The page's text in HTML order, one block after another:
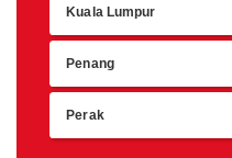
Kuala Lumpur
Penang
Perak